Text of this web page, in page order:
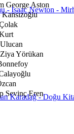
George Aston
Yörükan
Sevinç Eren
- Isaac Newton -